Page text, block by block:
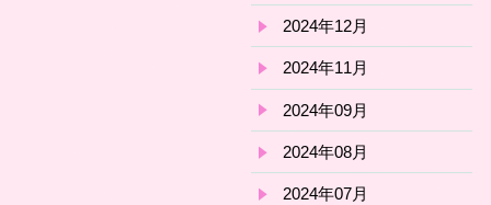
2024年12月
2024年11月
2024年09月
2024年08月
2024年07月